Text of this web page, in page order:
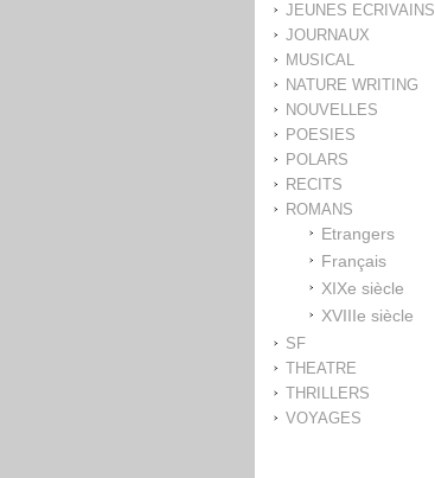
JEUNES ECRIVAINS
JOURNAUX
MUSICAL
NATURE WRITING
NOUVELLES
POESIES
POLARS
RECITS
ROMANS
Etrangers
Français
XIXe siècle
XVIIIe siècle
SF
THEATRE
THRILLERS
VOYAGES